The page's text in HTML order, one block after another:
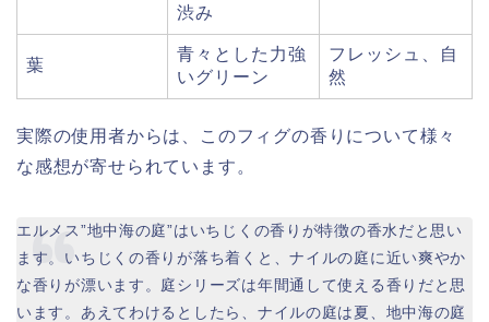
渋み
葉
青々とした力強
いグリーン
フレッシュ、自
然
実際の使用者からは、このフィグの香りについて様々
な感想が寄せられています。
エルメス”地中海の庭”はいちじくの香りが特徴の香水だと思い
ます。いちじくの香りが落ち着くと、ナイルの庭に近い爽やか
な香りが漂います。庭シリーズは年間通して使える香りだと思
います。あえてわけるとしたら、ナイルの庭は夏、地中海の庭